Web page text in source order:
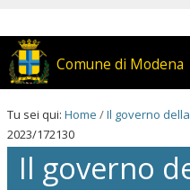
contenuti.
Salta
alla
Comune di Modena
Tu sei qui: Home /Il governo
2023/172130
Il governo